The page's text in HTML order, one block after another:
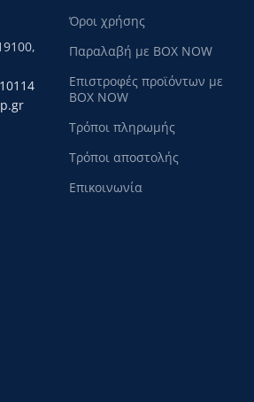
Όροι χρήσης
Παραλαβή με BOX NOW
Επιστροφές προϊόντων με
BOX NOW
Τρόποι πληρωμής
Τρόποι αποστολής
Επικοινωνία